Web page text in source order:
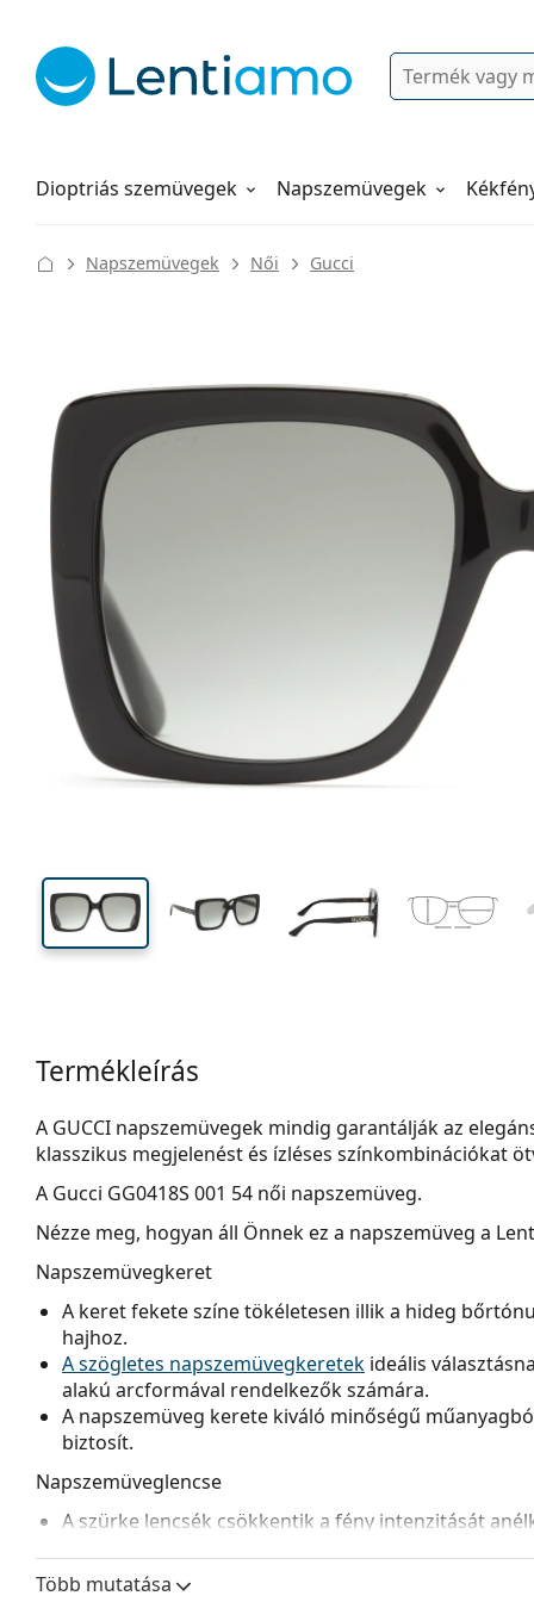
Keresés
Folyadékok
Dioptriás szemüvegek Napszemüvegek
Hogyan rendeljen
Napszemüvegek Női Gucci
50 mm
Lencsemagasság Lencseszélesség
Termékleírás
A GUCCI napszemüvegek mindig garantálják az
klasszikus megjelenést és ízléses színkombinációkat
A Gucci GG0418S 001 54 női napszemüveg.
Nézze meg, hogyan áll Önnek ez a napszemüveg a
Napszemüvegkeret
A keret fekete színe tökéletesen illik a hideg
hajhoz.
A szögletes napszemüvegkeretek ideális
alakú arcformával rendelkezők számára.
A napszemüveg kerete kiváló minőségű
biztosít.
Napszemüveglencse
A szürke lencsék csökkentik a fény intenzitását
A
napszemüveg lencséi
Több mutatása